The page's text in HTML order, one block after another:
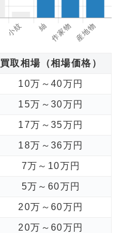
買取相場（相場価格）
10万～40万円
15万～30万円
17万～35万円
18万～36万円
7万～10万円
5万～60万円
20万～60万円
20万～60万円